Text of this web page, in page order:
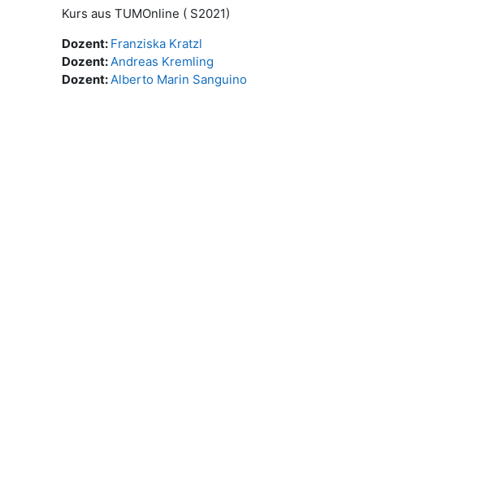
Kurs aus TUMOnline ( S2021)
Dozent: Franziska Kratzl
Dozent:Andreas Kremling
Dozent:Alberto Marin Sanguino